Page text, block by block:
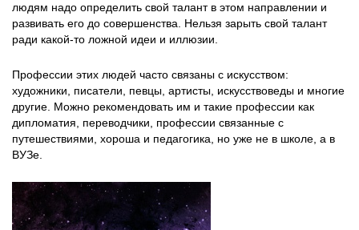
людям надо определить свой талант в этом направлении и
развивать его до совершенства. Нельзя зарыть свой талант
ради какой-то ложной идеи и иллюзии.
Профессии этих людей часто связаны с искусством:
художники, писатели, певцы, артисты, искусствоведы и многие
другие. Можно рекомендовать им и такие профессии как
дипломатия, переводчики, профессии связанные с
путешествиями, хороша и педагогика, но уже не в школе, а в
ВУЗе.